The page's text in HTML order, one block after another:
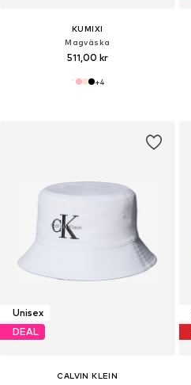
KUMIXI
Magväska
511,00 kr
+4
Unisex
DEAL
CALVIN KLEIN